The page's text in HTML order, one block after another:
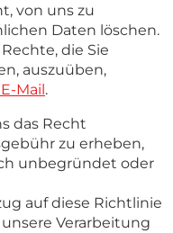
von uns zu
Daten löschen.
die Sie
auszuüben,
Mail.
das Recht
zu erheben,
unbegründet oder
auf diese Richtlinie
Verarbeitung